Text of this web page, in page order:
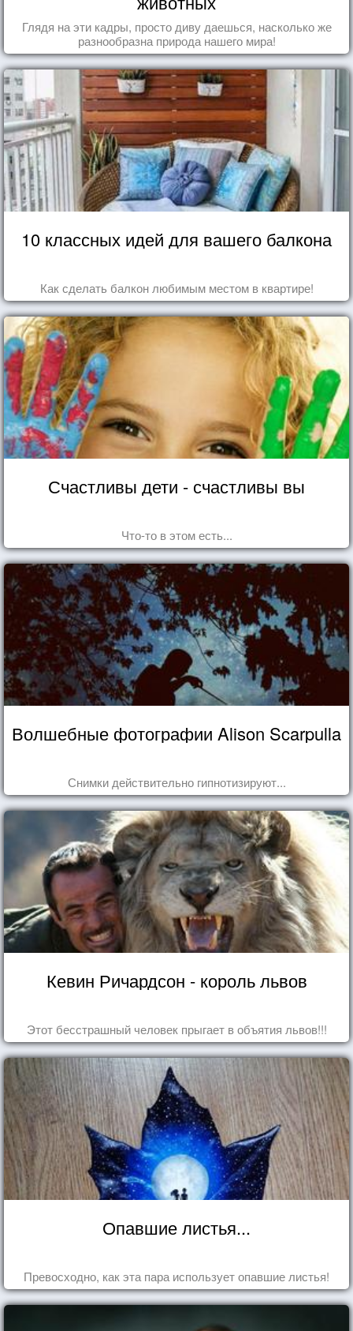
Глядя на эти кадры, просто диву даешься, насколько же
разнообразна природа нашего мира!
10 классных идей для вашего балкона
Как сделать балкон любимым местом в квартире!
Счастливы дети - счастливы вы
Что-то в этом есть...
Волшебные фотографии Alison Scarpulla
Снимки действительно гипнотизируют...
Кевин Ричардсон - король львов
Этот бесстрашный человек прыгает в объятия львов!!!
Опавшие листья...
Превосходно, как эта пара использует опавшие листья!